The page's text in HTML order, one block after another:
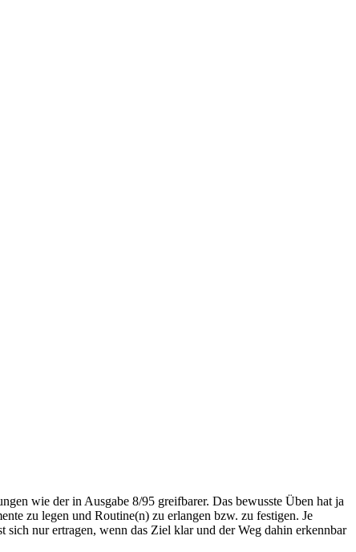
wie der in Ausgabe 8/95 greifba­rer. Das bewusste Üben hat ja
zu legen und Routine(n) zu erlangen bzw. zu festigen. Je
nur ertragen, wenn das Ziel klar und der Weg dahin erkennbar